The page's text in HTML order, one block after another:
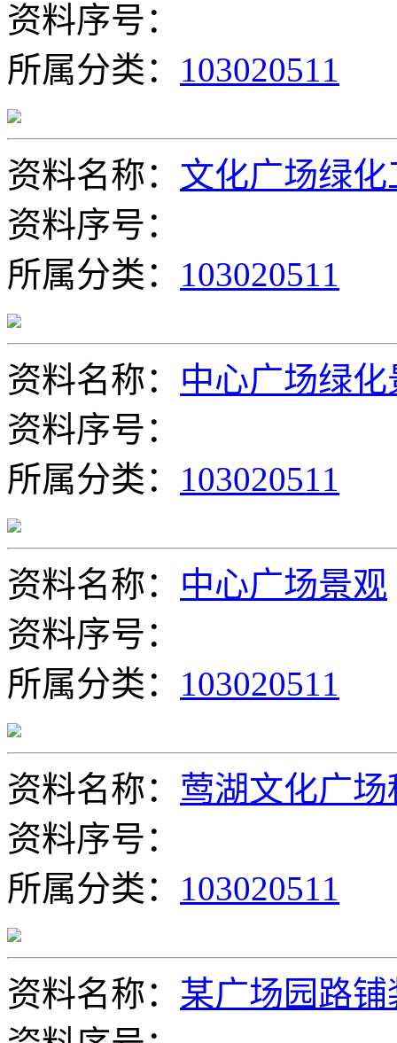
资料序号：
所属分类： 103020511
资料名称： 文化广场绿
资料序号：
所属分类： 103020511
资料名称： 中心广场绿
资料序号：
所属分类： 103020511
资料名称： 中心广场景观
资料序号：
所属分类： 103020511
资料名称： 莺湖文化广
资料序号：
所属分类： 103020511
资料名称： 某广场园路